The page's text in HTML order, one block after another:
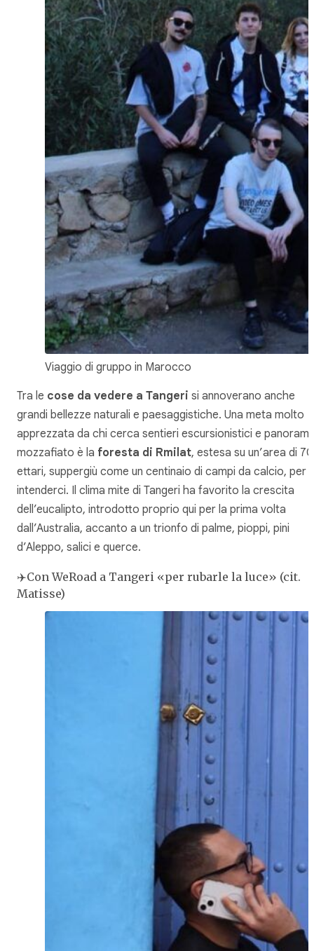
Viaggio di gruppo in Marocco
Tra le cose da vedere a Tangeri si annoverano anche
grandi bellezze naturali e paesaggistiche. Una meta molto
apprezzata da chi cerca sentieri escursionistici e panorami
mozzafiato è la foresta di Rmilat, estesa su un’area di 70
ettari, suppergiù come un centinaio di campi da calcio, per
intenderci. Il clima mite di Tangeri ha favorito la crescita
dell’eucalipto, introdotto proprio qui per la prima volta
dall’Australia, accanto a un trionfo di palme, pioppi, pini
d’Aleppo, salici e querce.
✈️Con WeRoad a Tangeri «per rubarle la luce» (cit.
Matisse)